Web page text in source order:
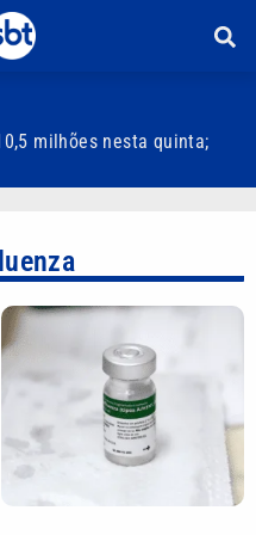
milhões nesta quinta;